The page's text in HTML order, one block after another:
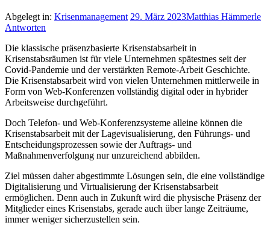
Abgelegt in: Krisenmanagement 29. März 2023Matthias Hämmerle
Antworten
Die klassische präsenzbasierte Krisenstabsarbeit in
Krisenstabsräumen ist für viele Unternehmen spätestnes seit der
Covid-Pandemie und der verstärkten Remote-Arbeit Geschichte.
Die Krisenstabsarbeit wird von vielen Unternehmen mittlerweile in
Form von Web-Konferenzen vollständig digital oder in hybrider
Arbeitsweise durchgeführt.
Doch Telefon- und Web-Konferenzsysteme alleine können die
Krisenstabsarbeit mit der Lagevisualisierung, den Führungs- und
Entscheidungsprozessen sowie der Auftrags- und
Maßnahmenverfolgung nur unzureichend abbilden.
Ziel müssen daher abgestimmte Lösungen sein, die eine vollständige
Digitalisierung und Virtualisierung der Krisenstabsarbeit
ermöglichen. Denn auch in Zukunft wird die physische Präsenz der
Mitglieder eines Krisenstabs, gerade auch über lange Zeiträume,
immer weniger sicherzustellen sein.